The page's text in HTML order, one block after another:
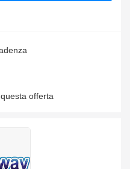
offerta